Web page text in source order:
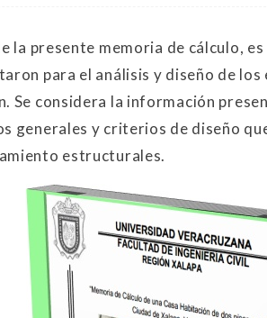
la presente memoria de cálculo,
para el análisis y diseño de
Se considera la información
generales y criterios de diseño
estructurales.